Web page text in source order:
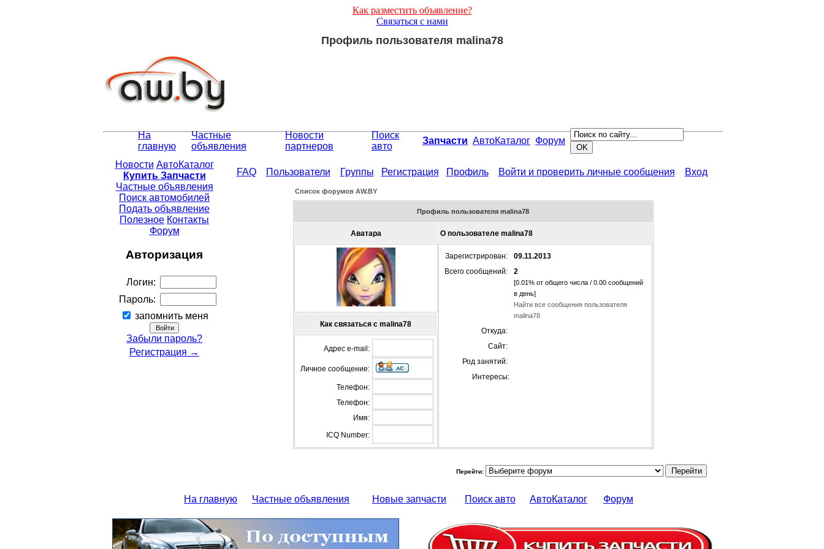
Как разместить объявление?
Связаться с нами
Профиль пользователя malina78
На
главную
Частные
объявления
Новости
партнеров
Поиск
авто
Запчасти АвтоКаталог Форум
Новости АвтоКаталог
Купить Запчасти
Частные объявления
Поиск автомобилей
Подать объявление
Полезное Контакты
Форум
Авторизация
Логин:
Пароль:
запомнить меня
Забыли пароль?
Регистрация →
FAQ Пользователи Группы Регистрация Профиль Войти и проверить личные сообщения Вход
Список форумов АW.BY
Профиль пользователя malina78
Аватара О пользователе malina78
Зарегистрирован:
09.11.2013
Всего сообщений:
2
[0.01% от общего числа / 0.00 сообщений
в день]
Найти все сообщения пользователя
malina78
Откуда:
Сайт:
Род занятий:
Интересы:
Как связаться с malina78
Адрес e-mail:
Личное сообщение:
Телефон:
Телефон:
Имя:
ICQ Number:
Перейти:
На главную Частные объявления Новые запчасти Поиск авто АвтоКаталог Форум